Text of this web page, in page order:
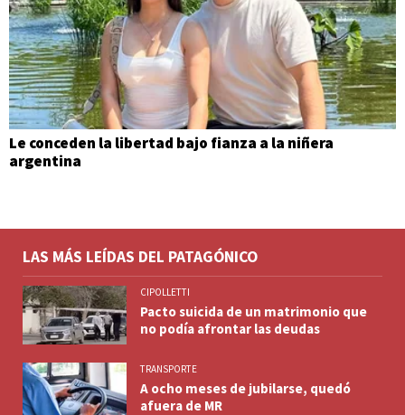
Le conceden la libertad bajo fianza a la niñera
argentina
LAS MÁS LEÍDAS DEL PATAGÓNICO
CIPOLLETTI
Pacto suicida de un matrimonio que
no podía afrontar las deudas
TRANSPORTE
A ocho meses de jubilarse, quedó
afuera de MR